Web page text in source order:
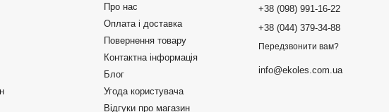
Про нас
Оплата і доставка
Повернення товару
Контактна інформація
Блог
Угода користувача
Відгуки про магазин
+38 (098) 991-16-22
+38 (044) 379-34-88
Передзвонити вам?
info@ekoles.com.ua